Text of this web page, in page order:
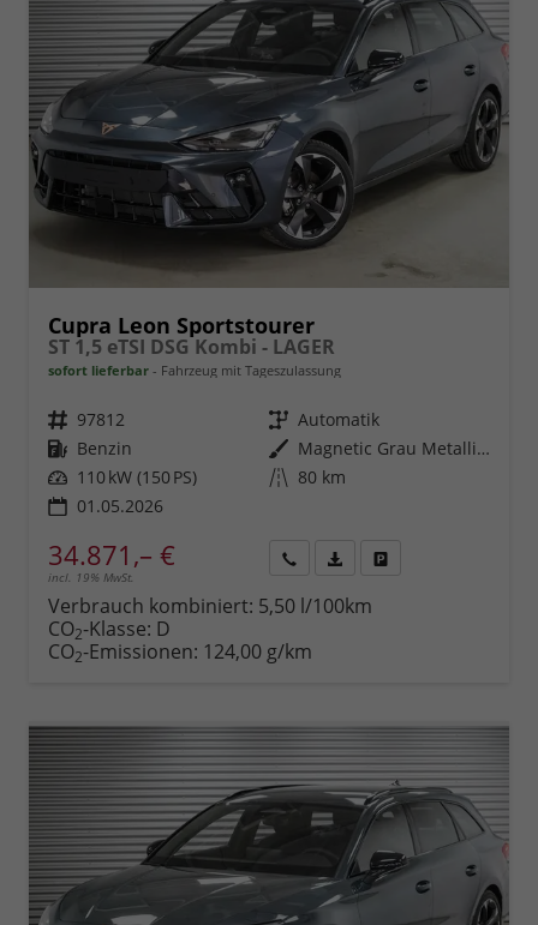
Cupra Leon Sportstourer
ST 1,5 eTSI DSG Kombi - LAGER
sofort lieferbar Fahrzeug mit Tageszulassung
Fahrzeugnr. 97812 Getriebe Automatik
Kraftstoff Benzin Außenfarbe
Magnetic Grau Metallic (S7)
Leistung 110 kW (150 PS) Kilometerstand 80 km
01.05.2026
34.871,– €
incl. 19% MwSt.
anfordern
Datei,
Verbrauch kombiniert: 5,50 l/100km
CO2-Klasse: D
CO2-Emissionen: 124,00 g/km